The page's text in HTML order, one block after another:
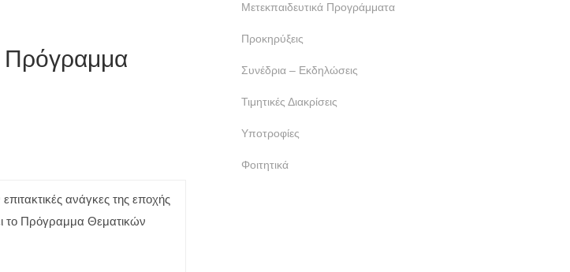
Πρόγραμμα
ανάγκες της εποχής
το Πρόγραμμα Θεματικών
Μετεκπαιδευτικά Προγράμματα
Προκηρύξεις
Συνέδρια – Εκδηλώσεις
Τιμητικές Διακρίσεις
Υποτροφίες
Φοιτητικά